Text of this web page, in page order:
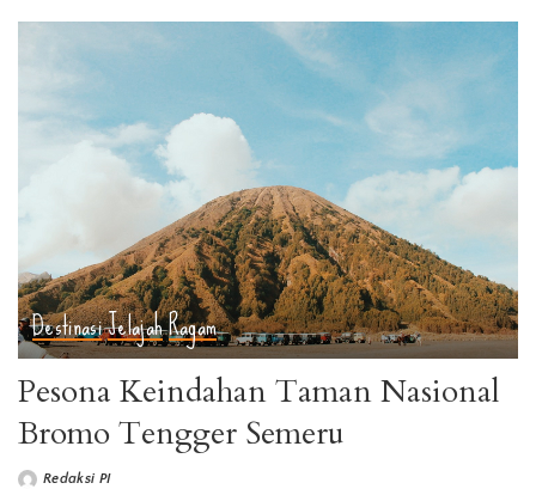
DestinasiJelajahRagam
Pesona Keindahan Taman Nasional
Bromo Tengger Semeru
Redaksi PI